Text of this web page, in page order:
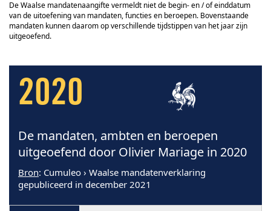
De Waalse mandatenaangifte vermeldt niet de begin- en / of einddatum
van de uitoefening van mandaten, functies en beroepen. Bovenstaande
mandaten kunnen daarom op verschillende tijdstippen van het jaar zijn
uitgeoefend.
2020
De mandaten, ambten en beroepen
uitgeoefend door Olivier Mariage in 2020
Bron: Cumuleo › Waalse mandatenverklaring
gepubliceerd in december 2021